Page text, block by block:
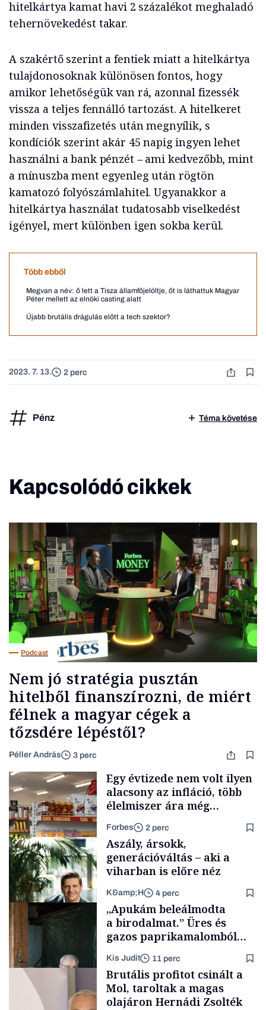
hitelkártya kamat havi 2 százalékot meghaladó
tehernövekedést takar.
A szakértő szerint a fentiek miatt a hitelkártya
tulajdonosoknak különösen fontos, hogy
amikor lehetőségük van rá, azonnal fizessék
vissza a teljes fennálló tartozást. A hitelkeret
minden visszafizetés után megnyílik, s
kondíciók szerint akár 45 napig ingyen lehet
használni a bank pénzét – ami kedvezőbb, mint
a mínuszba ment egyenleg után rögtön
kamatozó folyószámlahitel. Ugyanakkor a
hitelkártya használat tudatosabb viselkedést
igényel, mert különben igen sokba kerül.
Több ebből
Megvan a név: ő lett a Tisza államfőjelöltje, őt is láthattuk Magyar
Péter mellett az elnöki casting alatt
Újabb brutális drágulás előtt a tech szektor?
2023. 7. 13. 2 perc
Pénz Téma követése
Kapcsolódó cikkek
Podcast
Nem jó stratégia pusztán
hitelből finanszírozni, de miért
félnek a magyar cégek a
tőzsdére lépéstől?
Péller András 3 perc
Makro
Egy évtizede nem volt ilyen
alacsony az infláció, több
élelmiszer ára még
rohamosan csökken is
Forbes 2 perc
TÁMOGATÓI
TARTALOM
Aszály, ársokk,
generációváltás – aki a
viharban is előre néz
K&amp;H 4 perc
„Apukám beleálmodta
a birodalmat.” Üres és
gazos paprikamalomból
lett az igazi családi
fűszersztori
Kis Judit 11 perc
Brutális profitot csinált a
Mol, taroltak a magas
olajáron Hernádi Zsolték